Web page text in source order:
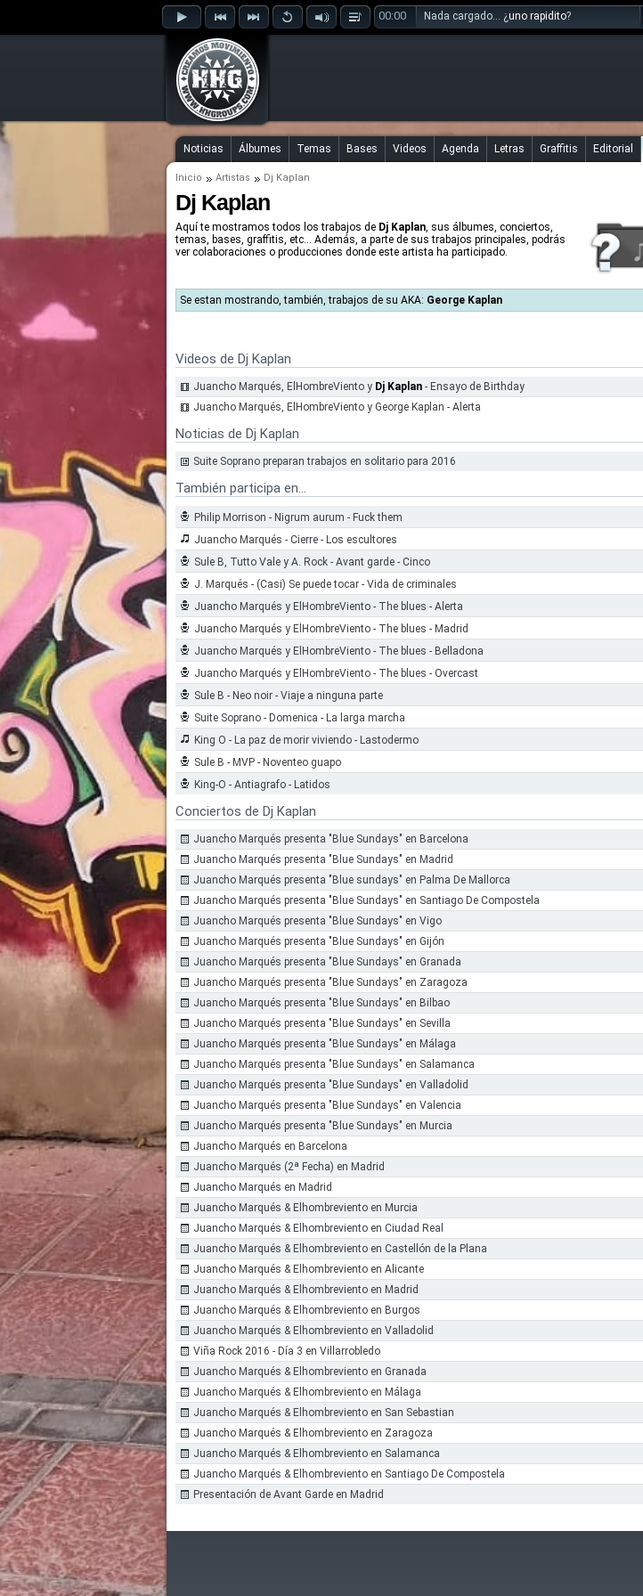
00:00 Nada cargado... ¿uno rapidito?
Noticias Álbumes Temas Bases Videos Agenda Letras Graffitis Editorial
Inicio Artistas Dj Kaplan
Dj Kaplan
Aquí te mostramos todos los trabajos de Dj Kaplan, sus álbumes, conciertos,
temas, bases, graffitis, etc... Además, a parte de sus trabajos principales, podrás
ver colaboraciones o producciones donde este artista ha participado.
Se estan mostrando, también, trabajos de su AKA: George Kaplan
Videos de Dj Kaplan
Juancho Marqués, ElHombreViento y Dj Kaplan - Ensayo de Birthday
Juancho Marqués, ElHombreViento y George Kaplan - Alerta
Noticias de Dj Kaplan
Suite Soprano preparan trabajos en solitario para 2016
También participa en...
Philip Morrison - Nigrum aurum - Fuck them
Juancho Marqués - Cierre - Los escultores
Sule B, Tutto Vale y A. Rock - Avant garde - Cinco
J. Marqués - (Casi) Se puede tocar - Vida de criminales
Juancho Marqués y ElHombreViento - The blues - Alerta
Juancho Marqués y ElHombreViento - The blues - Madrid
Juancho Marqués y ElHombreViento - The blues - Belladona
Juancho Marqués y ElHombreViento - The blues - Overcast
Sule B - Neo noir - Viaje a ninguna parte
Suite Soprano - Domenica - La larga marcha
King O - La paz de morir viviendo - Lastodermo
Sule B - MVP - Noventeo guapo
King-O - Antiagrafo - Latidos
Conciertos de Dj Kaplan
Juancho Marqués presenta "Blue Sundays" en Barcelona
Juancho Marqués presenta "Blue Sundays" en Madrid
Juancho Marqués presenta "Blue sundays" en Palma De Mallorca
Juancho Marqués presenta "Blue Sundays" en Santiago De Compostela
Juancho Marqués presenta "Blue Sundays" en Vigo
Juancho Marqués presenta "Blue Sundays" en Gijón
Juancho Marqués presenta "Blue Sundays" en Granada
Juancho Marqués presenta "Blue Sundays" en Zaragoza
Juancho Marqués presenta "Blue Sundays" en Bilbao
Juancho Marqués presenta "Blue Sundays" en Sevilla
Juancho Marqués presenta "Blue Sundays" en Málaga
Juancho Marqués presenta "Blue Sundays" en Salamanca
Juancho Marqués presenta "Blue Sundays" en Valladolid
Juancho Marqués presenta "Blue Sundays" en Valencia
Juancho Marqués presenta "Blue Sundays" en Murcia
Juancho Marqués en Barcelona
Juancho Marqués (2ª Fecha) en Madrid
Juancho Marqués en Madrid
Juancho Marqués & Elhombreviento en Murcia
Juancho Marqués & Elhombreviento en Ciudad Real
Juancho Marqués & Elhombreviento en Castellón de la Plana
Juancho Marqués & Elhombreviento en Alicante
Juancho Marqués & Elhombreviento en Madrid
Juancho Marqués & Elhombreviento en Burgos
Juancho Marqués & Elhombreviento en Valladolid
Viña Rock 2016 - Día 3 en Villarrobledo
Juancho Marqués & Elhombreviento en Granada
Juancho Marqués & Elhombreviento en Málaga
Juancho Marqués & Elhombreviento en San Sebastian
Juancho Marqués & Elhombreviento en Zaragoza
Juancho Marqués & Elhombreviento en Salamanca
Juancho Marqués & Elhombreviento en Santiago De Compostela
Presentación de Avant Garde en Madrid